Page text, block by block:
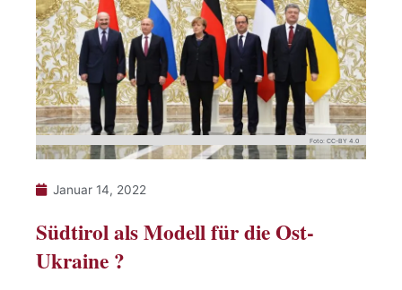
Foto: CC-BY 4.0
Januar 14, 2022
Südtirol als Modell für die Ost-
Ukraine ?